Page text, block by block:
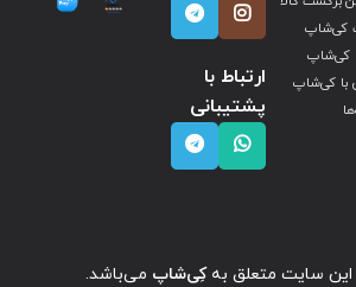
کی‌شاپ
کی‌شاپ
با کی‌شاپ
ارتباط با
پشتیبانی
سایت متعلق بهکِی‌شاپ می‌باشد.